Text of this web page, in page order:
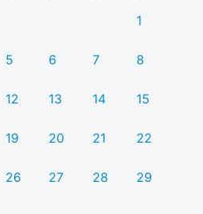
1
5 6 7 8
12 13 14 15
19 20 21 22
26 27 28 29